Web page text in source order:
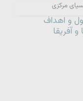
مرکزی
و اهداف
آفریقا